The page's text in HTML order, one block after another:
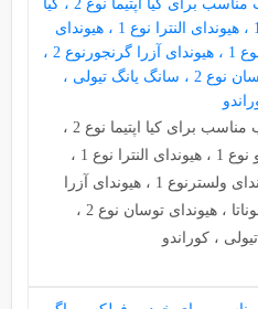
لنت ترمز دیسکی چرخ عقب مناسب برای کیا اپتیما نوع 2 ،
کیا کادنزا نوع 2 ، کیا سراتو نوع 1 ، هیوندای النترا نوع 1 ،
هیوندای اکسنت نوع 1 ، هیوندای ولسترنوع 1 ، هیوندای آزرا
گرنجورنوع 2 ، هیوندای سوناتا ، هیوندای توسان نوع 2 ،
، کوراندو